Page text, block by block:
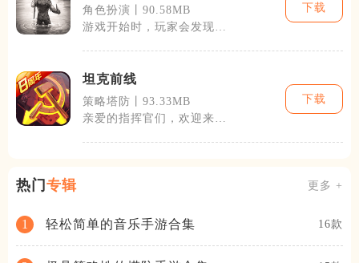
角色扮演丨90.58MB
游戏开始时，玩家会发现自
下载
坦克前线
策略塔防丨93.33MB
亲爱的指挥官们，欢迎来到
下载
热门 专辑 更多 +
1 轻松简单的音乐手游合集 16款